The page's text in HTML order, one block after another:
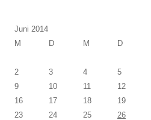
Juni 2014
M
D M D
2
3 4 5
9
10 11 12
16
17 18 19
23
24 25 26